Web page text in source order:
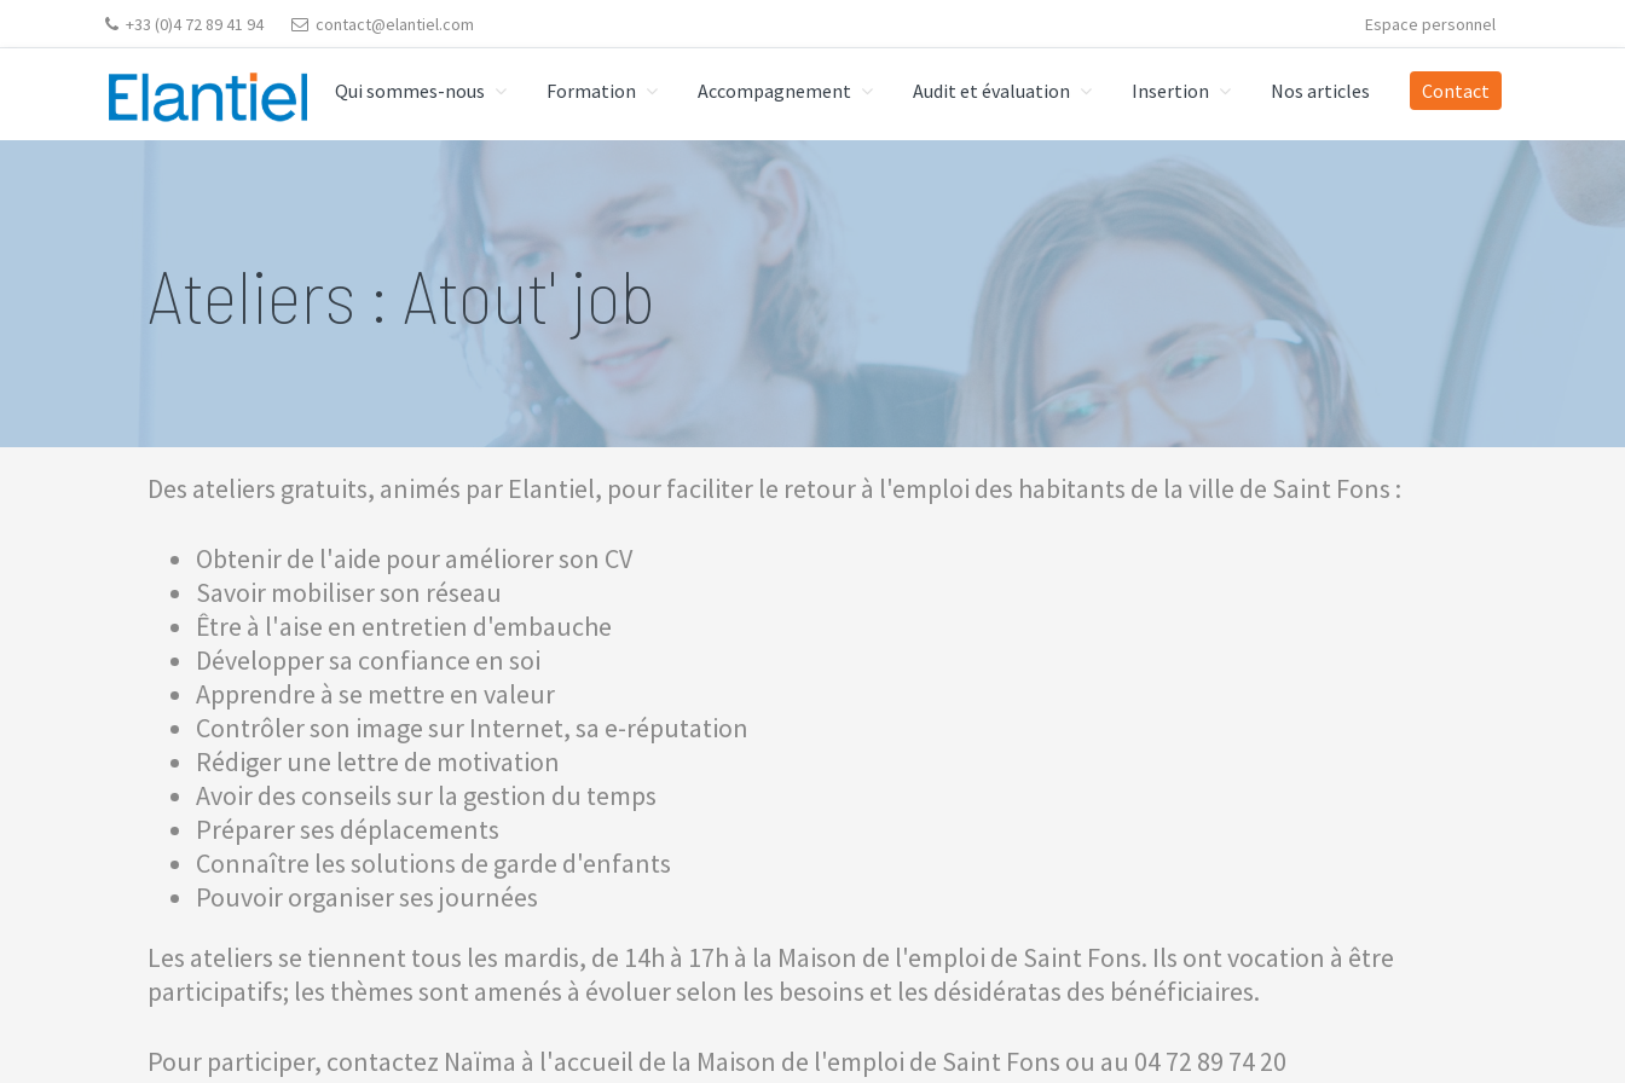
to
navigation
to
to
to
+33 (0)4 72 89 41 94 contact@elantiel.com Espace personnel
ELANTIEL
Elantiel développe les compétences relationnelle en milieu professionnel
Qui sommes-nous Formation Accompagnement Audit et évaluation Insertion Nos articles Contact
Ateliers : Atout' job
Des ateliers gratuits, animés par Elantiel, pour faciliter le retour à l'emploi des habitants de la ville de Saint Fons :
Obtenir de l'aide pour améliorer son CV
Savoir mobiliser son réseau
Être à l'aise en entretien d'embauche
Développer sa confiance en soi
Apprendre à se mettre en valeur
Contrôler son image sur Internet, sa e-réputation
Rédiger une lettre de motivation
Avoir des conseils sur la gestion du temps
Préparer ses déplacements
Connaître les solutions de garde d'enfants
Pouvoir organiser ses journées
Les ateliers se tiennent tous les mardis, de 14h à 17h à la Maison de l'emploi de Saint Fons. Ils ont vocation à être
participatifs; les thèmes sont amenés à évoluer selon les besoins et les désidératas des bénéficiaires.
Pour participer, contactez Naïma à l'accueil de la Maison de l'emploi de Saint Fons ou au 04 72 89 74 20